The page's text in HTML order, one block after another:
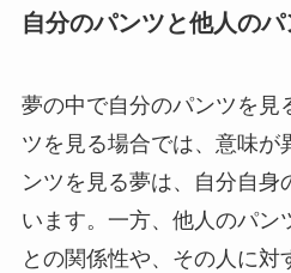
自分のパンツと他人のパ
夢の中で自分のパンツを見
ツを見る場合では、意味が
ンツを見る夢は、自分自身
います。一方、他人のパン
との関係性や、その人に対